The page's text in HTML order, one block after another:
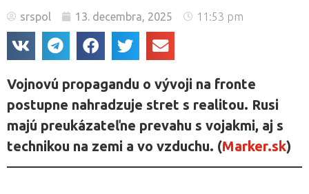
srspol 13. decembra, 2025 11:53 pm
Vojnovú propagandu o vývoji na fronte
postupne nahradzuje stret s realitou. Rusi
majú preukázateľne prevahu s vojakmi, aj s
technikou na zemi a vo vzduchu. (Marker.sk)